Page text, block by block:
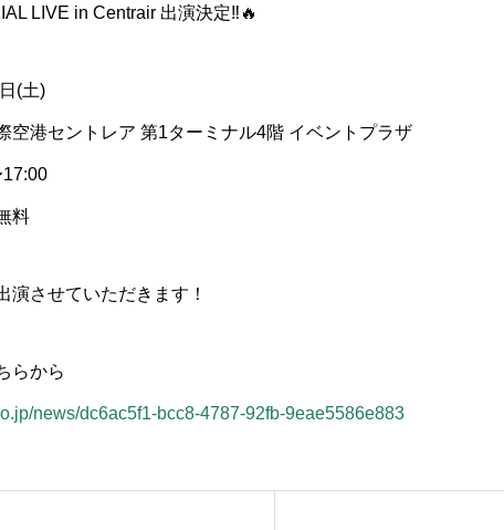
LIVE in Centrair 出演決定‼️🔥
(土)
空港セントレア 第1ターミナル4階 イベントプラザ
料
演させていただきます！
らから
news/dc6ac5f1-bcc8-4787-92fb-9eae5586e883